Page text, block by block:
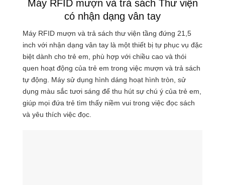
Máy RFID mượn và trả sách Thư viện
có nhận dạng vân tay
Máy RFID mượn và trả sách thư viện tầng đứng 21,5
inch với nhận dạng vân tay là một thiết bị tự phục vụ đặc
biệt dành cho trẻ em, phù hợp với chiều cao và thói
quen hoạt động của trẻ em trong việc mượn và trả sách
tự động. Máy sử dụng hình dáng hoạt hình tròn, sử
dụng màu sắc tươi sáng để thu hút sự chú ý của trẻ em,
giúp mọi đứa trẻ tìm thấy niềm vui trong việc đọc sách
và yêu thích việc đọc.